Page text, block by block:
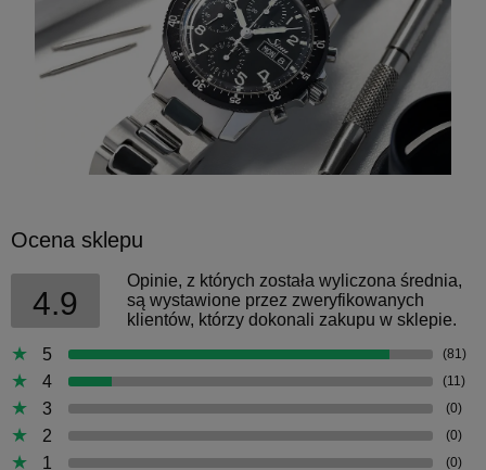
Ocena sklepu
4.9
Opinie, z których została wyliczona średnia,
są wystawione przez zweryfikowanych
klientów, którzy dokonali zakupu w sklepie.
5
(81)
4 (11)
3 (0)
2 (0)
1 (0)